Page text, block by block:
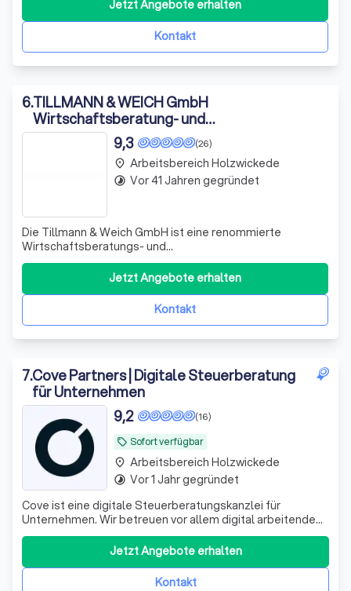
Unternehmen in den Bereichen Handwerk, Produktion,
Online-Handel bzw. E-Commerce, Dienstleistung
Kontakt
Jetzt Angebote erhalten
6.TILLMANN & WEICH GmbH
Wirtschaftsberatung- und
Steuerberatungsgesellschaft
(26)
9,3
Die Tillmann & Weich GmbH ist eine renommierte
Wirtschaftsberatungs- und
Steuerberatungsgesellschaft, die sich durch ihre
Expertise und ihren integrierten Beratungsansatz
auszeichnet. Wir sind persönlich für Sie da und bieten
Ihnen ein maßgeschneidertes Beratungsportfolio, das auf
Kontakt
Jetzt Angebote erhalten
place Arbeitsbereich Holzwickede
timelapse Vor 41 Jahren gegründet
7.Cove Partners | Digitale Steuerberatung
für Unternehmen
local_offer Sofort verfügbar
(16)
9,2
Cove ist eine digitale Steuerberatungskanzlei für
Unternehmen. Wir betreuen vor allem digital arbeitende
Kapitalgesellschaften – GmbH, UG und AG – mit laufender
Finanzbuchhaltung, Umsatzsteuervoranmeldungen,
Jahresabschlüssen, Steuererklärungen und
Lohnbuchhaltung. Unsere Arbeitsweise ist konsequen
Kontakt
Jetzt Angebote erhalten
place Arbeitsbereich Holzwickede
timelapse Vor 1 Jahr gegründet